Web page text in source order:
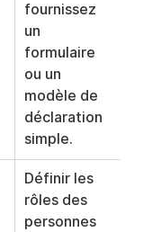
fournissez
un
formulaire
ou un
modèle de
déclaration
simple.
Définir les
rôles des
personnes